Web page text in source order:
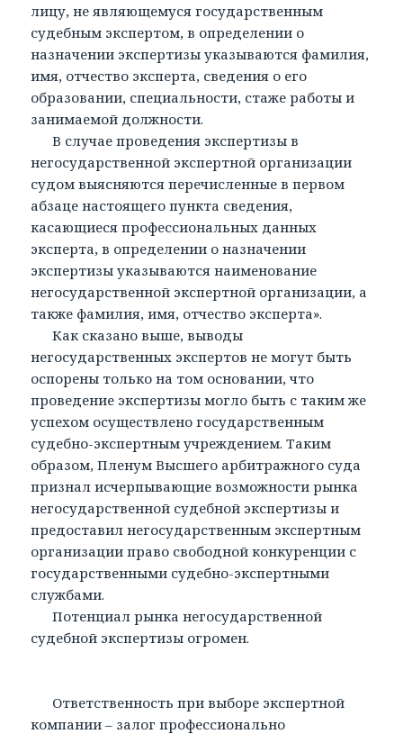
лицу, не являющемуся государственным
судебным экспертом, в определении о
назначении экспертизы указываются фамилия,
имя, отчество эксперта, сведения о его
образовании, специальности, стаже работы и
занимаемой должности.
В случае проведения экспертизы в
негосударственной экспертной организации
судом выясняются перечисленные в первом
абзаце настоящего пункта сведения,
касающиеся профессиональных данных
эксперта, в определении о назначении
экспертизы указываются наименование
негосударственной экспертной организации, а
также фамилия, имя, отчество эксперта».
Как сказано выше, выводы
негосударственных экспертов не могут быть
оспорены только на том основании, что
проведение экспертизы могло быть с таким же
успехом осуществлено государственным
судебно-экспертным учреждением. Таким
образом, Пленум Высшего арбитражного суда
признал исчерпывающие возможности рынка
негосударственной судебной экспертизы и
предоставил негосударственным экспертным
организации право свободной конкуренции с
государственными судебно-экспертными
службами.
Потенциал рынка негосударственной
судебной экспертизы огромен.
Ответственность при выборе экспертной
компании – залог профессионально